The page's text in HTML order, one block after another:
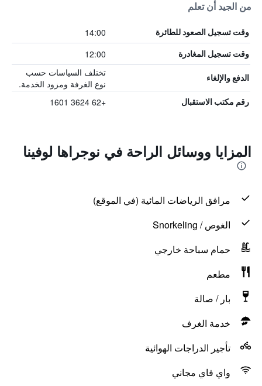
من الجيد أن تعلم
وقت تسجيل الصعود للطائرة 14:00
وقت تسجيل المغادرة 12:00
الدفع والإلغاء
تختلف السياسات حسب
نوع الغرفة ومزود الخدمة.
رقم مكتب الاستقبال +62 3624 1601
المزايا ووسائل الراحة في نوجراها لوفينا
مرافق الرياضات المائية (في الموقع)
الغوص / Snorkeling
حمام سباحة خارجي
مطعم
بار / صالة
خدمة الغرف
تأجير الدراجات الهوائية
واي فاي مجاني